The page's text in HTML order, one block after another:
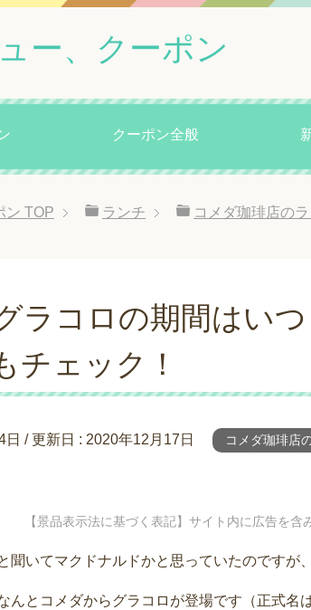
ー、クーポン
クーポン全般
ン TOP ランチ コメダ珈琲店の
ラコロの期間はい
チェック！
日 / 更新日 : 2020年12月17日 コメダ珈琲店
【景品表示法に基づく表記】サイト内に広告を含
聞いてマクドナルドかと思っていたのですが、
んとコメダからグラコロが登場です（正式名